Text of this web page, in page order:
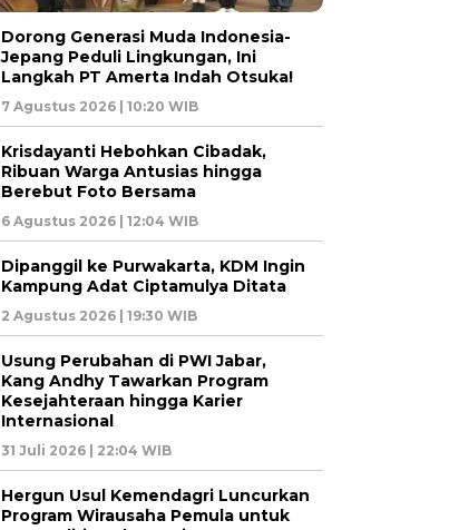
Dorong Generasi Muda Indonesia-
Jepang Peduli Lingkungan, Ini
Langkah PT Amerta Indah Otsuka!
7 Agustus 2026 | 10:20 WIB
Krisdayanti Hebohkan Cibadak,
Ribuan Warga Antusias hingga
Berebut Foto Bersama
6 Agustus 2026 | 12:04 WIB
Dipanggil ke Purwakarta, KDM Ingin
Kampung Adat Ciptamulya Ditata
2 Agustus 2026 | 19:30 WIB
Usung Perubahan di PWI Jabar,
Kang Andhy Tawarkan Program
Kesejahteraan hingga Karier
Internasional
31 Juli 2026 | 22:04 WIB
Hergun Usul Kemendagri Luncurkan
Program Wirausaha Pemula untuk